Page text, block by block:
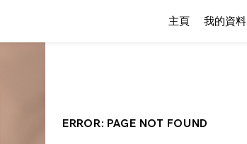
主頁 我的資料